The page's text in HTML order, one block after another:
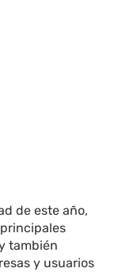
de este año,
también
y usuarios